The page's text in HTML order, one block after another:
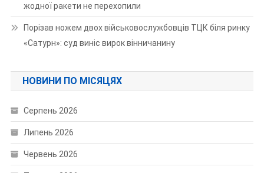
жодної ракети не перехопили
Порізав ножем двох військовослужбовців ТЦК біля ринку
«Сатурн»: суд виніс вирок вінничанину
НОВИНИ ПО МІСЯЦЯХ
Серпень 2026
Липень 2026
Червень 2026